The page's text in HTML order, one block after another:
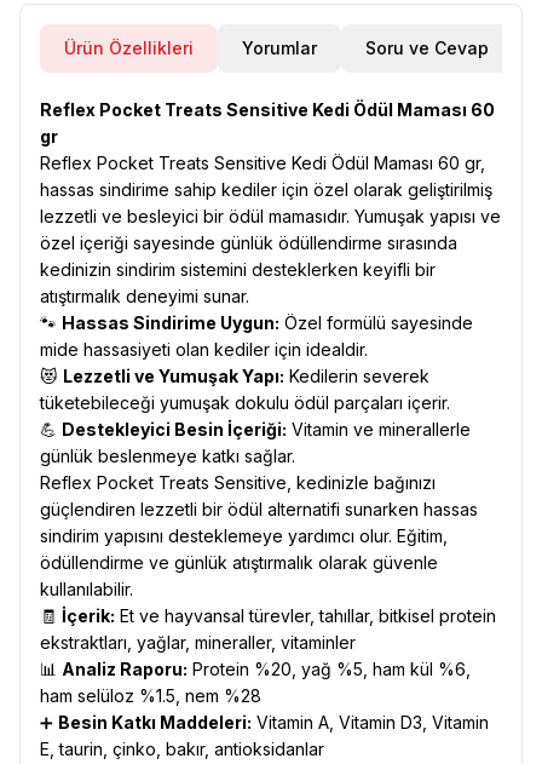
Ürün Özellikleri Yorumlar Soru ve Cevap
Reflex Pocket Treats Sensitive Kedi Ödül Maması 60
gr
Reflex Pocket Treats Sensitive Kedi Ödül Maması 60 gr,
hassas sindirime sahip kediler için özel olarak geliştirilmiş
lezzetli ve besleyici bir ödül mamasıdır. Yumuşak yapısı ve
özel içeriği sayesinde günlük ödüllendirme sırasında
kedinizin sindirim sistemini desteklerken keyifli bir
atıştırmalık deneyimi sunar.
🐾 Hassas Sindirime Uygun: Özel formülü sayesinde
mide hassasiyeti olan kediler için idealdir.
😻 Lezzetli ve Yumuşak Yapı: Kedilerin severek
tüketebileceği yumuşak dokulu ödül parçaları içerir.
💪 Destekleyici Besin İçeriği: Vitamin ve minerallerle
günlük beslenmeye katkı sağlar.
Reflex Pocket Treats Sensitive, kedinizle bağınızı
güçlendiren lezzetli bir ödül alternatifi sunarken hassas
sindirim yapısını desteklemeye yardımcı olur. Eğitim,
ödüllendirme ve günlük atıştırmalık olarak güvenle
kullanılabilir.
🧾 İçerik: Et ve hayvansal türevler, tahıllar, bitkisel protein
ekstraktları, yağlar, mineraller, vitaminler
📊 Analiz Raporu: Protein %20, yağ %5, ham kül %6,
ham selüloz %1.5, nem %28
➕ Besin Katkı Maddeleri: Vitamin A, Vitamin D3, Vitamin
E, taurin, çinko, bakır, antioksidanlar